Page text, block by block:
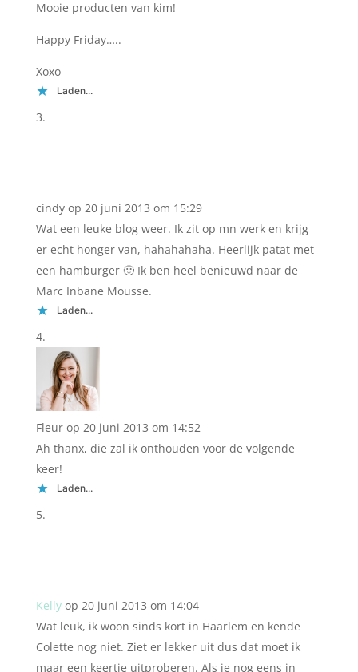
Mooie producten van kim!
Happy Friday…..
Xoxo
Laden...
cindy op 20 juni 2013 om 15:29
Wat een leuke blog weer. Ik zit op mn werk en krijg
er echt honger van, hahahahaha. Heerlijk patat met
een hamburger 🙂 Ik ben heel benieuwd naar de
Marc Inbane Mousse.
Laden...
Fleur op 20 juni 2013 om 14:52
Ah thanx, die zal ik onthouden voor de volgende
keer!
Laden...
Kelly op 20 juni 2013 om 14:04
Wat leuk, ik woon sinds kort in Haarlem en kende
Colette nog niet. Ziet er lekker uit dus dat moet ik
maar een keertje uitproberen. Als je nog eens in